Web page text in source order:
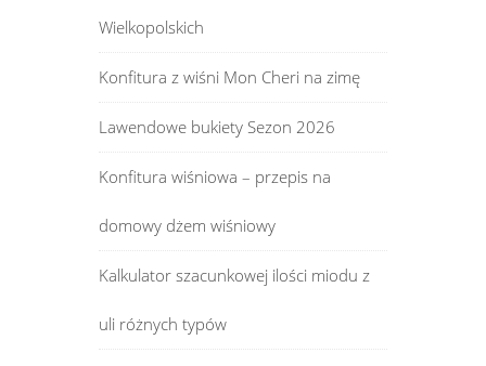
Wielkopolskich
Konfitura z wiśni Mon Cheri na zimę
Lawendowe bukiety Sezon 2026
Konfitura wiśniowa – przepis na
domowy dżem wiśniowy
Kalkulator szacunkowej ilości miodu z
uli różnych typów